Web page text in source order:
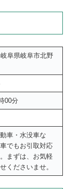
阜県岐阜市北野
00分
車・水没車な
でもお引取対応
まずは、お気軽
くださいませ。